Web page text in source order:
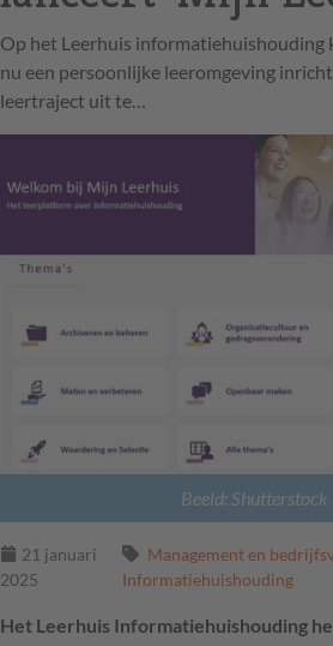
Op het Leerhuis informatiehuishouding
nu een persoonlijke leeromgeving
leertraject uit te…
Beeld: Shutterstock
21 januari
2025
Management en
Informatiehuishouding
Het Leerhuis Informatiehuishouding